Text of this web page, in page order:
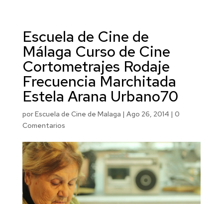
Escuela de Cine de
Málaga Curso de Cine
Cortometrajes Rodaje
Frecuencia Marchitada
Estela Arana Urbano70
porEscuela de Cine de Malaga | Ago 26, 2014 | 0
Comentarios